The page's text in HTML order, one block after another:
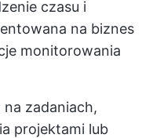
czasu i
na biznes
monitorowania
zadaniach,
projektami lub